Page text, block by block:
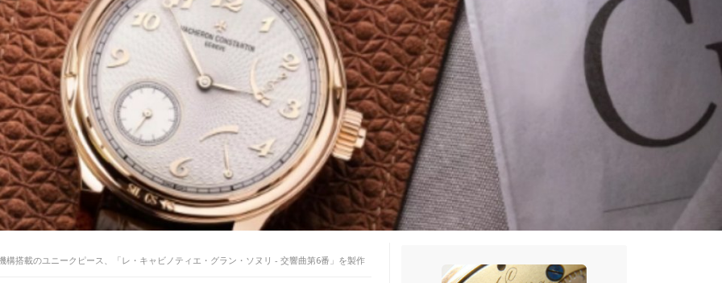
搭載のユニークピース、「レ・キャビノティエ・グラン・ソヌリ - 交響曲第6番」を製作